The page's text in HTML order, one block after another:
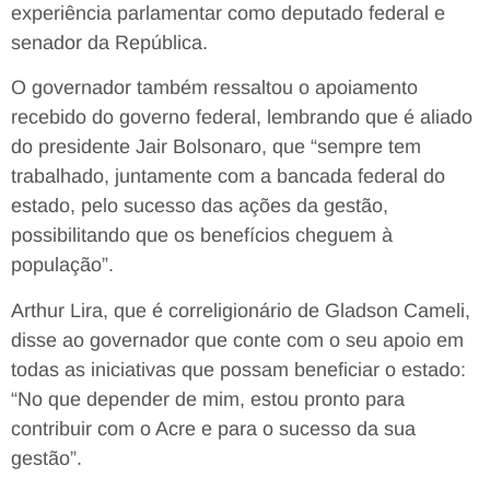
experiência parlamentar como deputado federal e
senador da República.
O governador também ressaltou o apoiamento
recebido do governo federal, lembrando que é aliado
do presidente Jair Bolsonaro, que “sempre tem
trabalhado, juntamente com a bancada federal do
estado, pelo sucesso das ações da gestão,
possibilitando que os benefícios cheguem à
população”.
Arthur Lira, que é correligionário de Gladson Cameli,
disse ao governador que conte com o seu apoio em
todas as iniciativas que possam beneficiar o estado:
“No que depender de mim, estou pronto para
contribuir com o Acre e para o sucesso da sua
gestão”.